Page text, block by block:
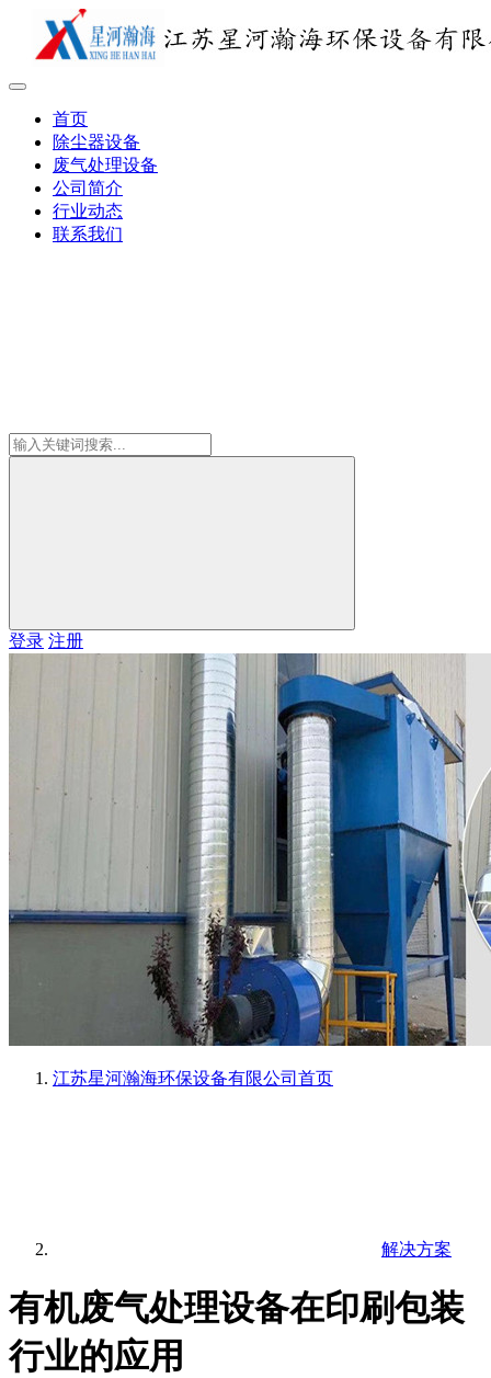
首页
除尘器设备
废气处理设备
公司简介
行业动态
联系我们
登录 注册
江苏星河瀚海环保设备有限公司 首页
解决方案
有机废气处理设备在印刷包装
行业的应用